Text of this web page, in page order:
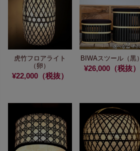
虎竹フロアライト
（卵）
¥22,000（税抜）
BIWAスツール（黒）
¥26,000（税抜）